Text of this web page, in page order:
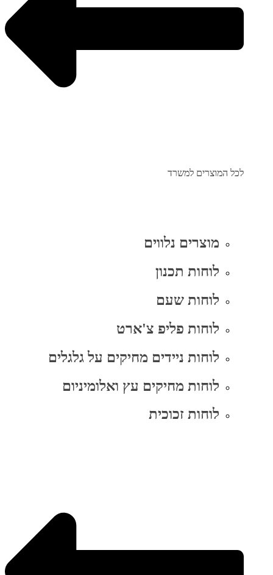
לכל המוצרים למשרד
מוצרים נלווים
לוחות תכנון
לוחות שעם
לוחות פליפ צ'ארט
לוחות ניידים מחיקים על גלגלים
לוחות מחיקים עץ ואלומיניום
לוחות זכוכית